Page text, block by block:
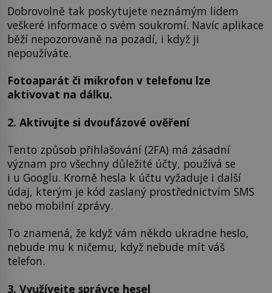
Dobrovolně tak poskytujete neznámým lidem
veškeré informace o svém soukromí. Navíc aplikace
běží nepozorovaně na pozadí, i když ji
nepoužíváte.
Fotoaparát či mikrofon v telefonu lze
aktivovat na dálku.
2. Aktivujte si dvoufázové ověření
Tento způsob přihlašování (2FA) má zásadní
význam pro všechny důležité účty, používá se
i u Googlu. Kromě hesla k účtu vyžaduje i další
údaj, kterým je kód zaslaný prostřednictvím SMS
nebo mobilní zprávy.
To znamená, že když vám někdo ukradne heslo,
nebude mu k ničemu, když nebude mít váš
telefon.
3. Využívejte správce hesel